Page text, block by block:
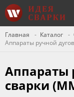
Главная Каталог
Аппараты ручной
Аппараты
сварки